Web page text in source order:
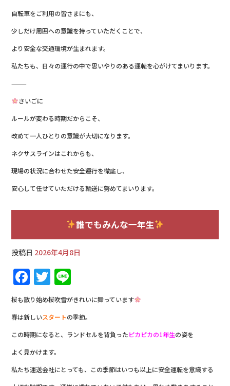
自転車をご利用の皆さまにも、
少しだけ周囲への意識を持っていただくことで、
より安全な交通環境が生まれます。
私たちも、日々の運行の中で思いやりのある運転を心がけてまいります。
⸻
さいごに
ルールが変わる時期だからこそ、
改めて一人ひとりの意識が大切になります。
ネクサスラインはこれからも、
現場の状況に合わせた安全運行を徹底し、
安心して任せていただける輸送に努めてまいります。
誰でもみんな一年生
投稿日 2026年4月8日
F
a
c
e
b
o
o
T
w
it
te
r
n
e
桜も散り始め桜吹雪がきれいに舞っています
春は新しいスタートの季節。
この時期になると、ランドセルを背負ったピカピカの1年生の姿を
よく見かけます。
私たち運送会社にとっても、この季節はいつも以上に安全運転を意識する